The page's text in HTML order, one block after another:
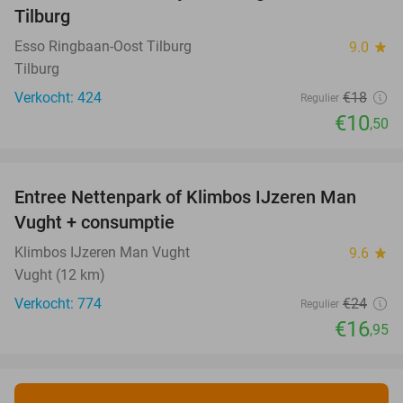
Tilburg
Esso Ringbaan-Oost Tilburg 9.0 star
Tilburg
Verkocht: 424
Regulier €18
€10,50
29%
Entree Nettenpark of Klimbos IJzeren Man
Vught + consumptie
Klimbos IJzeren Man Vught 9.6 star
Vught (12 km)
Verkocht: 774
Regulier €24
€16,95